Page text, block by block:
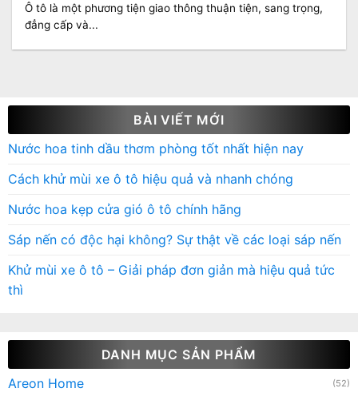
Ô tô là một phương tiện giao thông thuận tiện, sang trọng,
đẳng cấp và...
BÀI VIẾT MỚI
Nước hoa tinh dầu thơm phòng tốt nhất hiện nay
Cách khử mùi xe ô tô hiệu quả và nhanh chóng
Nước hoa kẹp cửa gió ô tô chính hãng
Sáp nến có độc hại không? Sự thật về các loại sáp nến
Khử mùi xe ô tô – Giải pháp đơn giản mà hiệu quả tức
thì
DANH MỤC SẢN PHẨM
Areon Home
(52)